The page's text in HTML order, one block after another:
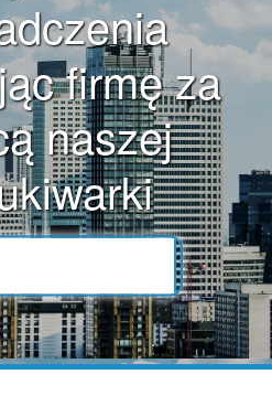
firmę za
naszej